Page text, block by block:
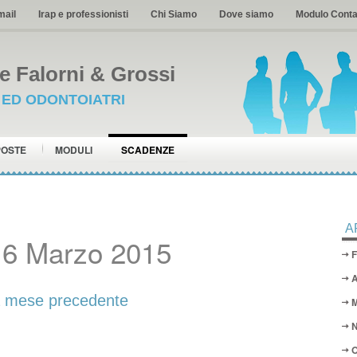
Irap e professionisti Chi Siamo Dove siamo Modulo
Falorni & Grossi
ODONTOIATRI
MODULI SCADENZE
Marzo 2015
precedente